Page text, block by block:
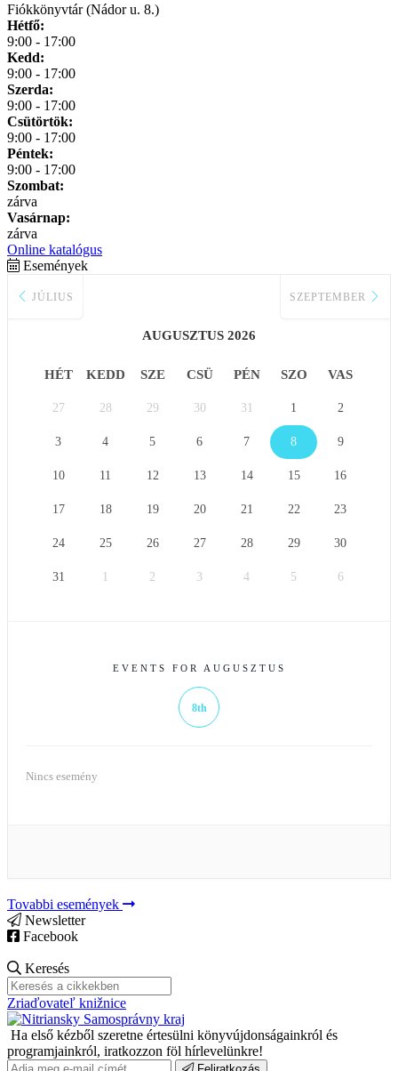
Fiókkönyvtár (Nádor u. 8.)
Hétfő:
9:00 - 17:00
Kedd:
9:00 - 17:00
Szerda:
9:00 - 17:00
Csütörtök:
9:00 - 17:00
Péntek:
9:00 - 17:00
Szombat:
zárva
Vasárnap:
zárva
Online katalógus
Események
JÚLIUS
AUGUSZTUS 2026
SZEPTEMBER
HÉT KEDD SZE CSÜ PÉN SZO VAS
27 28 29 30 31 1 2
3 4 5 6 7 8 9
10 11 12 13 14 15 16
17 18 19 20 21 22 23
24 25 26 27 28 29 30
31 1 2 3 4 5 6
EVENTS FOR AUGUSZTUS
8th
Nincs esemény
Tovabbi események
Newsletter
Facebook
Keresés
Zriaďovateľ knižnice
Ha első kézből szeretne értesülni könyvújdonságainkról és
programjainkról, iratkozzon föl hírlevelünkre!
Feliratkozás